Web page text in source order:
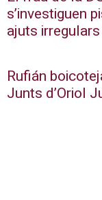
s’investiguen
ajuts irregulars
Rufián
Junts d’Oriol